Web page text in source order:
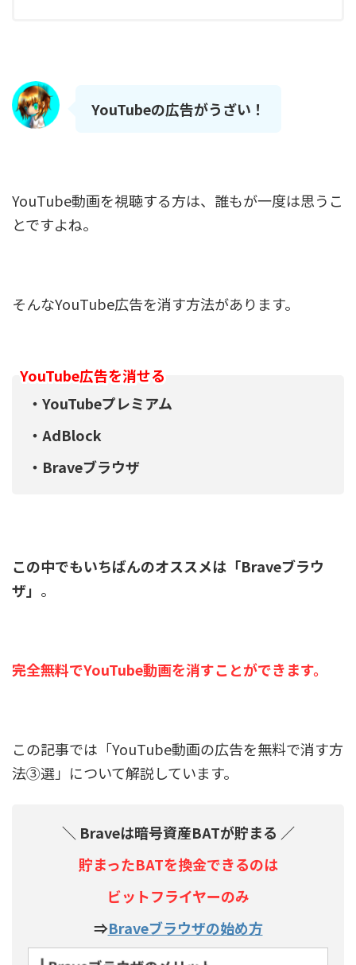
YouTubeの広告がうざい！
YouTube動画を視聴する方は、誰もが一度は思うこ
とですよね。
そんなYouTube広告を消す方法があります。
YouTube広告を消せる
・YouTubeプレミアム
・AdBlock
・Braveブラウザ
この中でもいちばんのオススメは「Braveブラウ
ザ」 。
完全無料でYouTube動画を消すことができます。
この記事では「YouTube動画の広告を無料で消す方
法③選」について解説しています。
＼ Braveは暗号資産BATが貯まる ／
貯まったBATを換金できるのは
ビットフライヤーのみ
⇒Braveブラウザの始め方